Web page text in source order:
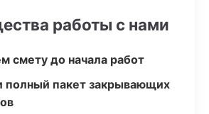
работы с нами
смету до начала работ
полный пакет закрывающих